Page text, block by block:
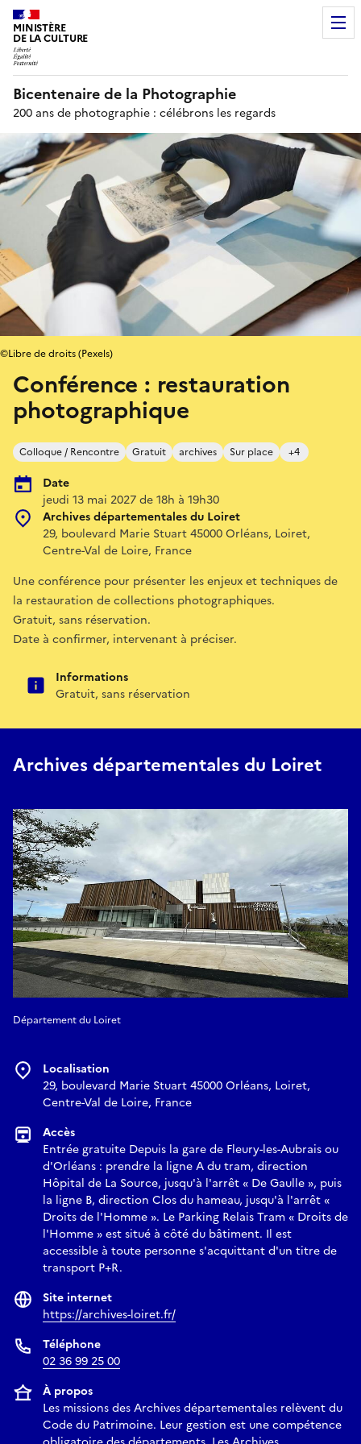
MINISTÈRE
DE LA CULTURE
Bicentenaire de la Photographie
200 ans de photographie : célébrons les regards
Conférence : restauration
photographique
Colloque / Rencontre Gratuit archives Sur place +4
Date
jeudi 13 mai 2027 de 18h à 19h30
Archives départementales du Loiret
29, boulevard Marie Stuart 45000 Orléans, Loiret,
Centre-Val de Loire, France
©Libre de droits (Pexels)
Une conférence pour présenter les enjeux et techniques de
la restauration de collections photographiques.
Gratuit, sans réservation.
Date à confirmer, intervenant à préciser.
Informations
Gratuit, sans réservation
Archives départementales du Loiret
Département du Loiret
Localisation
29, boulevard Marie Stuart 45000 Orléans, Loiret,
Centre-Val de Loire, France
Accès
Entrée gratuite Depuis la gare de Fleury-les-Aubrais ou
d'Orléans : prendre la ligne A du tram, direction
Hôpital de La Source, jusqu'à l'arrêt « De Gaulle », puis
la ligne B, direction Clos du hameau, jusqu'à l'arrêt «
Droits de l'Homme ». Le Parking Relais Tram « Droits de
l'Homme » est situé à côté du bâtiment. Il est
accessible à toute personne s'acquittant d'un titre de
transport P+R.
Site internet
https://archives-loiret.fr/
Téléphone
02 36 99 25 00
À propos
Les missions des Archives départementales relèvent du
Code du Patrimoine. Leur gestion est une compétence